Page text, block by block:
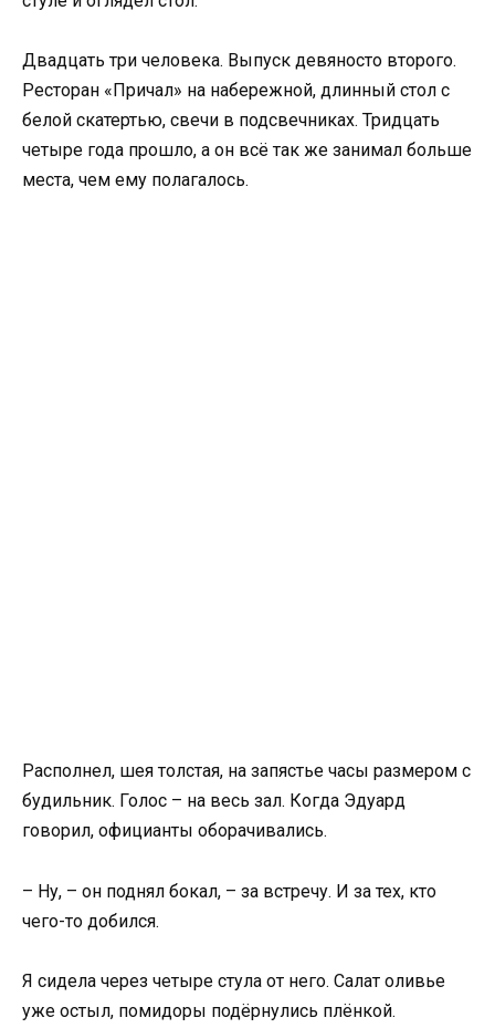
Двадцать три человека. Выпуск девяносто второго.
Ресторан «Причал» на набережной, длинный стол с
белой скатертью, свечи в подсвечниках. Тридцать
четыре года прошло, а он всё так же занимал больше
места, чем ему полагалось.
Располнел, шея толстая, на запястье часы размером с
будильник. Голос – на весь зал. Когда Эдуард
говорил, официанты оборачивались.
– Ну, – он поднял бокал, – за встречу. И за тех, кто
чего-то добился.
Я сидела через четыре стула от него. Салат оливье
уже остыл, помидоры подёрнулись плёнкой.